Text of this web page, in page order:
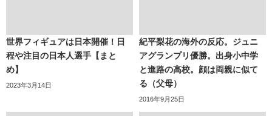
世界フィギュアは日本開催！日
程や注目の日本人選手【まと
め】
2023年3月14日
紀平梨花の海外の反応。ジュニ
アグランプリ優勝。出身小中学
と進路の高校。顔は両親に似て
る（父母）
2016年9月25日